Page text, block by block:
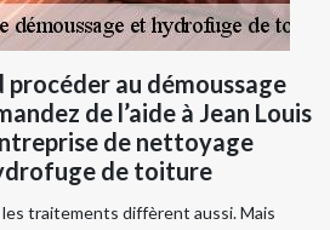
procéder au démoussage
de l’aide à Jean Louis
de nettoyage
de toiture
traitements diffèrent aussi. Mais